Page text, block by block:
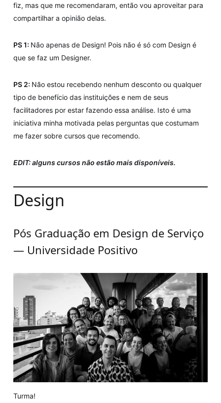
fiz, mas que me recomendaram, então vou aproveitar para
compartilhar a opinião delas.
PS 1: Não apenas de Design! Pois não é só com Design é
que se faz um Designer.
PS 2: Não estou recebendo nenhum desconto ou qualquer
tipo de benefício das instituições e nem de seus
facilitadores por estar fazendo essa análise. Isto é uma
iniciativa minha motivada pelas perguntas que costumam
me fazer sobre cursos que recomendo.
EDIT: alguns cursos não estão mais disponíveis.
Design
Pós Graduação em Design de Serviço
— Universidade Positivo
Turma!